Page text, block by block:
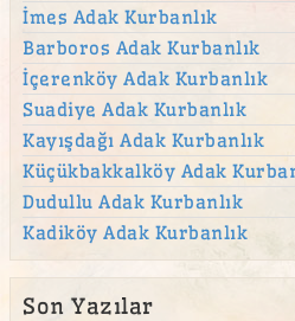
Barbaros
beykoz adak
beylerbeyi adak
Beylerbeyi
bostancı adak
Bulgurlu
Büyükbakkalköy adak
İmes Adak Kurbanlık
Barboros Adak Kurbanlık
İçerenköy Adak Kurbanlık
Suadiye Adak Kurbanlık
Kayışdağı Adak Kurbanlık
Küçükbakkalköy Adak
Dudullu Adak Kurbanlık
Kadiköy Adak Kurbanlık
Son Yazılar